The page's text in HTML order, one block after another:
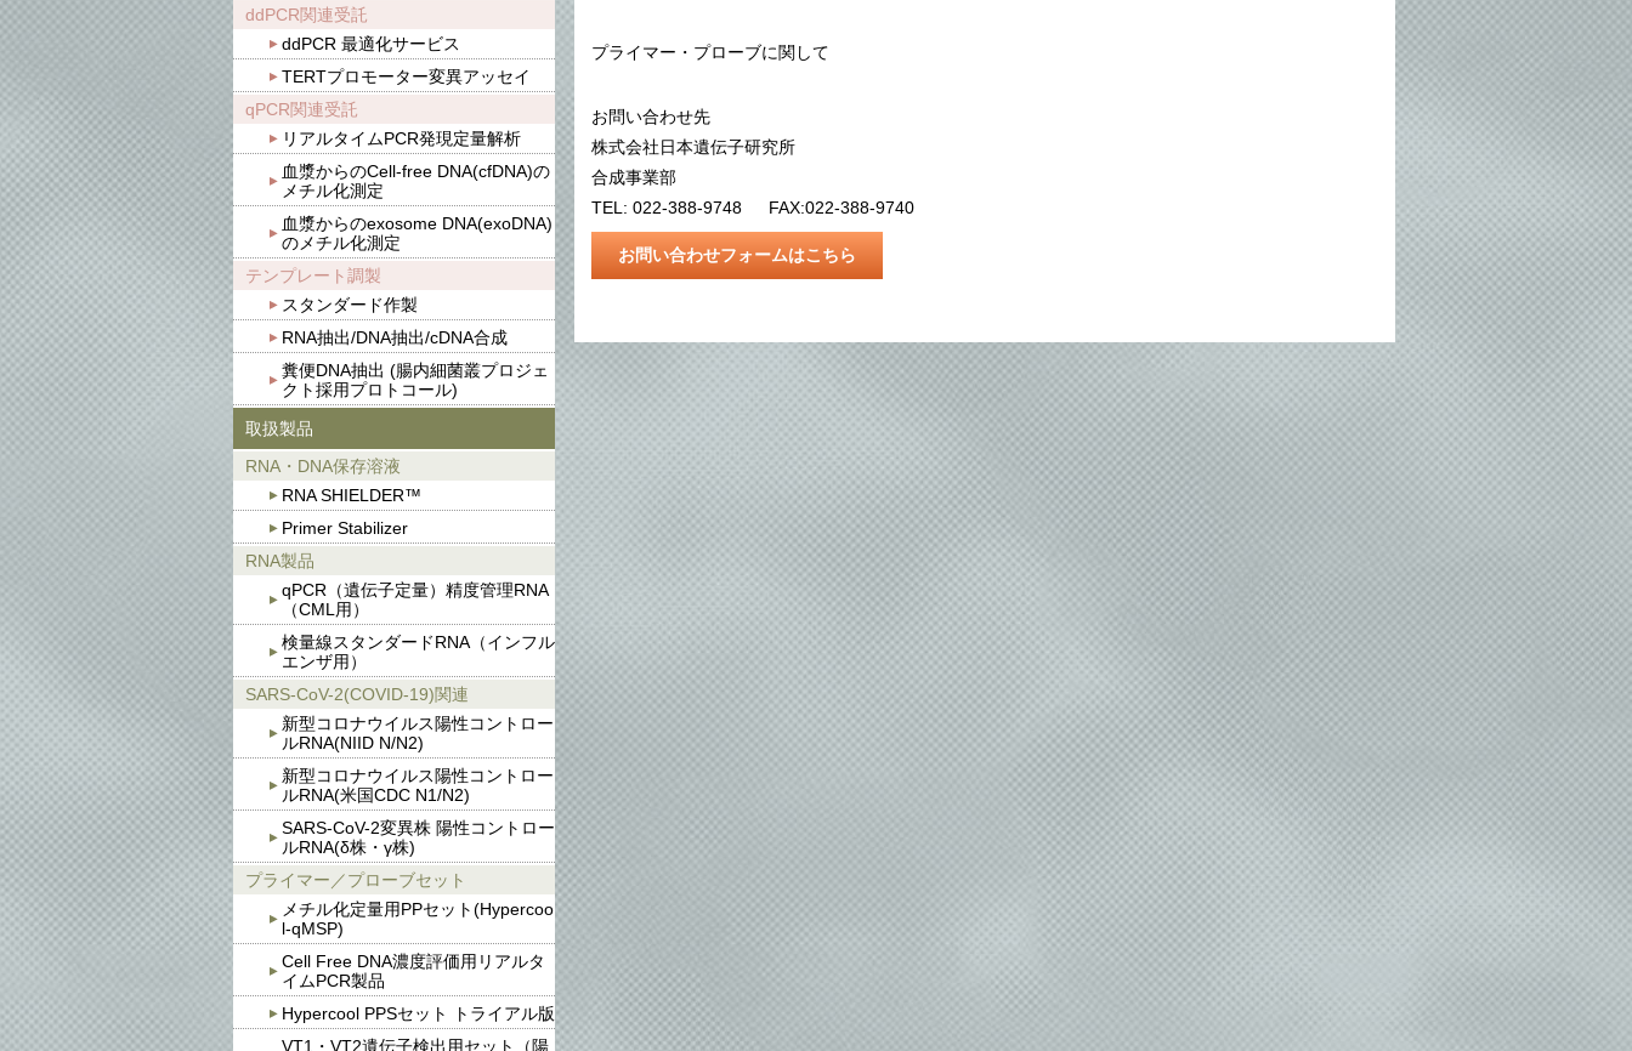
ddPCR関連受託
ddPCR 最適化サービス
TERTプロモーター変異アッセイ
qPCR関連受託
リアルタイムPCR発現定量解析
血漿からのCell-free DNA(cfDNA)の
メチル化測定
血漿からのexosome DNA(exoDNA)
のメチル化測定
テンプレート調製
スタンダード作製
RNA抽出/DNA抽出/cDNA合成
糞便DNA抽出 (腸内細菌叢プロジェ
クト採用プロトコール)
取扱製品
RNA・DNA保存溶液
RNA SHIELDER™
Primer Stabilizer
RNA製品
qPCR（遺伝子定量）精度管理RNA
（CML用）
検量線スタンダードRNA（インフル
エンザ用）
SARS-CoV-2(COVID-19)関連
新型コロナウイルス陽性コントロー
ルRNA(NIID N/N2)
新型コロナウイルス陽性コントロー
ルRNA(米国CDC N1/N2)
SARS-CoV-2変異株 陽性コントロー
ルRNA(δ株・γ株)
プライマー／プローブセット
メチル化定量用PPセット(Hypercoo
l-qMSP)
Cell Free DNA濃度評価用リアルタ
イムPCR製品
Hypercool PPSセット トライアル版
VT1・VT2遺伝子検出用セット（陽
プライマー・プローブに関して
お問い合わせ先
株式会社日本遺伝子研究所
合成事業部
お問い合わせフォームはこちら